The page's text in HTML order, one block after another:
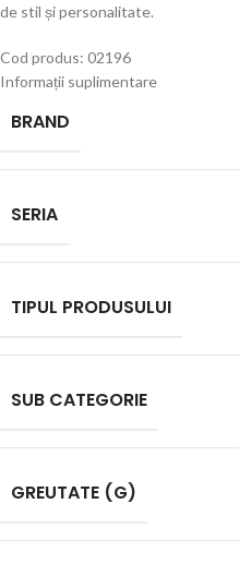
de stil și personalitate.
Cod produs: 02196
Informații suplimentare
BRAND
SERIA
TIPUL PRODUSULUI
SUB CATEGORIE
GREUTATE (G)